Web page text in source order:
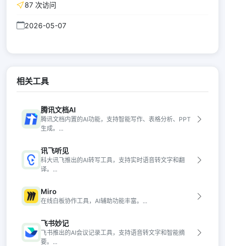
87 次访问
2026-05-07
相关工具
腾讯文档AI
腾讯文档内置的AI功能，支持智能写作、表格分析、PPT
生成。...
讯飞听见
科大讯飞推出的AI转写工具，支持实时语音转文字和翻
译。...
Miro
在线白板协作工具，AI辅助功能丰富。...
飞书妙记
飞书推出的AI会议记录工具，支持语音转文字和智能摘
要。...